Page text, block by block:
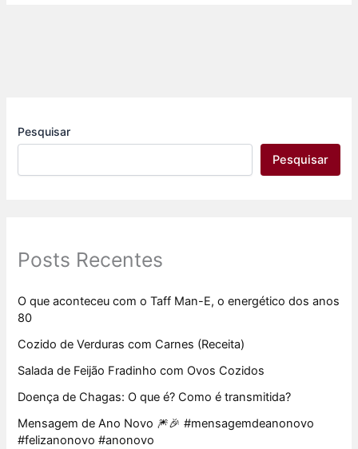
Pesquisar
Pesquisar
Posts Recentes
O que aconteceu com o Taff Man-E, o energético dos anos
80
Cozido de Verduras com Carnes (Receita)
Salada de Feijão Fradinho com Ovos Cozidos
Doença de Chagas: O que é? Como é transmitida?
Mensagem de Ano Novo 🎆🎉 #mensagemdeanonovo
#felizanonovo #anonovo